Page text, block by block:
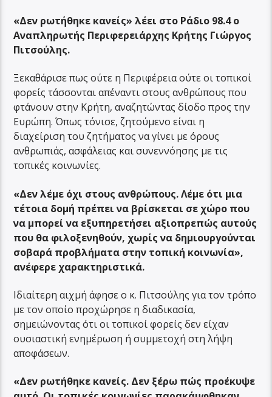
«Δεν ρωτήθηκε κανείς» λέει στο Ράδιο 98.4 ο
Αναπληρωτής Περιφερειάρχης Κρήτης Γιώργος
Πιτσούλης.
Ξεκαθάρισε πως ούτε η Περιφέρεια ούτε οι τοπικοί
φορείς τάσσονται απέναντι στους ανθρώπους που
φτάνουν στην Κρήτη, αναζητώντας δίοδο προς την
Ευρώπη. Όπως τόνισε, ζητούμενο είναι η
διαχείριση του ζητήματος να γίνει με όρους
ανθρωπιάς, ασφάλειας και συνεννόησης με τις
τοπικές κοινωνίες.
«Δεν λέμε όχι στους ανθρώπους. Λέμε ότι μια
τέτοια δομή πρέπει να βρίσκεται σε χώρο που
να μπορεί να εξυπηρετήσει αξιοπρεπώς αυτούς
που θα φιλοξενηθούν, χωρίς να δημιουργούνται
σοβαρά προβλήματα στην τοπική κοινωνία»,
ανέφερε χαρακτηριστικά.
Ιδιαίτερη αιχμή άφησε ο κ. Πιτσούλης για τον τρόπο
με τον οποίο προχώρησε η διαδικασία,
σημειώνοντας ότι οι τοπικοί φορείς δεν είχαν
ουσιαστική ενημέρωση ή συμμετοχή στη λήψη
αποφάσεων.
«Δεν ρωτήθηκε κανείς. Δεν ξέρω πώς προέκυψε